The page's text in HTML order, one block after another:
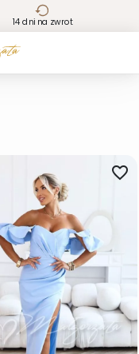
14 dni na zwrot
favorite_border